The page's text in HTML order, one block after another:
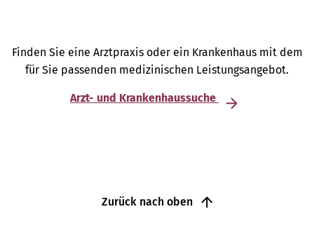
Finden Sie eine Arztpraxis oder ein Krankenhaus mit dem
für Sie passenden medizinischen Leistungsangebot.
Arzt- und Krankenhaussuche
Zurück nach oben